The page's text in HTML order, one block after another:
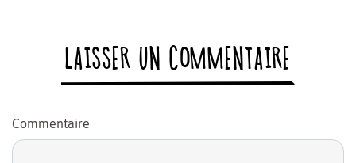
LAISSER UN COMMENTAIRE
Commentaire